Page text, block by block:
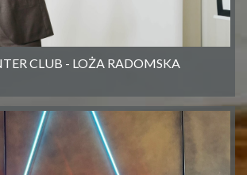
CLUB - LOŻA RADOMSKA